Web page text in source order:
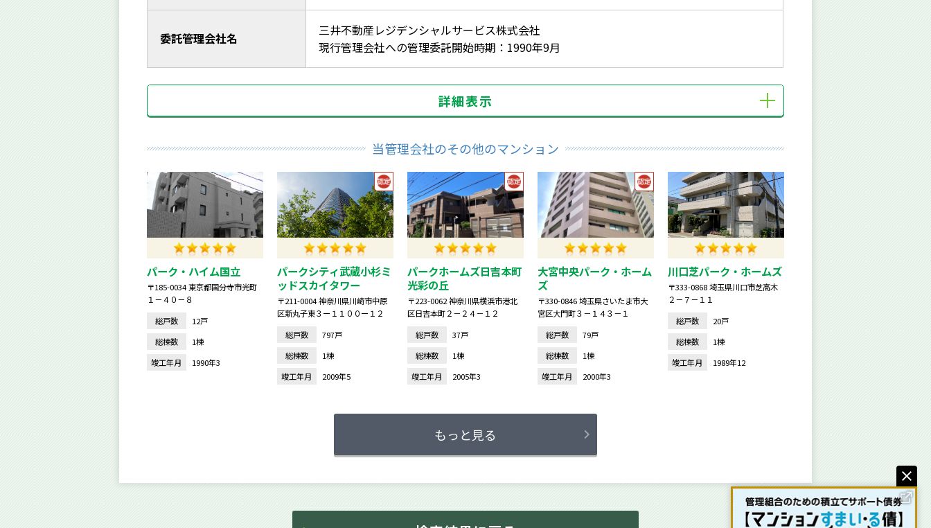
委託管理会社名
三井不動産レジデンシャルサービス株式会社
現行管理会社への管理委託開始時期：1990年9月
詳細表示
当管理会社のその他のマンション
パーク・ハイム国立
〒185-0034 東京都国分寺市光町
１－４０－８
総戸数
12戸
総棟数
1棟
竣工年月
1990年3
パークシティ武蔵小杉ミ
ッドスカイタワー
〒211-0004 神奈川県川崎市中原
区新丸子東３ー１１００ー１２
総戸数
797戸
総棟数
1棟
竣工年月
2009年5
パークホームズ日吉本町
光彩の丘
〒223-0062 神奈川県横浜市港北
区日吉本町２－２４－１２
総戸数
37戸
総棟数
1棟
竣工年月
2005年3
大宮中央パーク・ホーム
ズ
〒330-0846 埼玉県さいたま市大
宮区大門町３－１４３－１
総戸数
79戸
総棟数
1棟
竣工年月
2000年3
川口芝パーク・ホームズ
〒333-0868 埼玉県川口市芝高木
２－７－１１
総戸数
20戸
総棟数
1棟
竣工年月
1989年12
もっと見る